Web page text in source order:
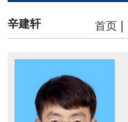
辛建轩 首页